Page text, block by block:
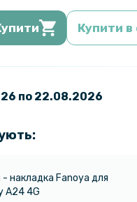
Купити в
по 22.08.2026
- накладка Fanoya для
A24 4G